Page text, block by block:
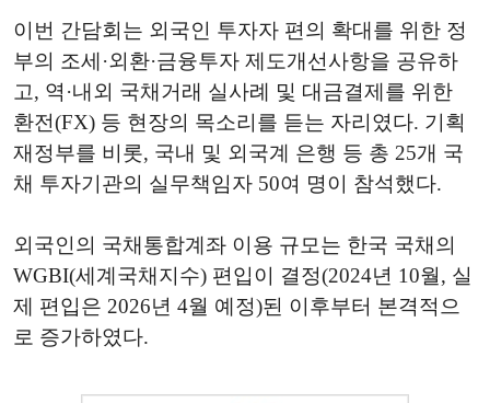
이번 간담회는 외국인 투자자 편의 확대를 위한 정
부의 조세·외환·금융투자 제도개선사항을 공유하
고, 역·내외 국채거래 실사례 및 대금결제를 위한
환전(FX) 등 현장의 목소리를 듣는 자리였다. 기획
재정부를 비롯, 국내 및 외국계 은행 등 총 25개 국
채 투자기관의 실무책임자 50여 명이 참석했다.
외국인의 국채통합계좌 이용 규모는 한국 국채의
WGBI(세계국채지수) 편입이 결정(2024년 10월, 실
제 편입은 2026년 4월 예정)된 이후부터 본격적으
로 증가하였다.